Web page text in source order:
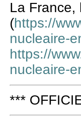
La France,
(https://
nucleaire-
https://
nucleaire-
***